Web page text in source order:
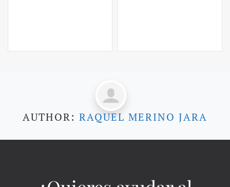
AUTHOR: RAQUEL MERINO JARA